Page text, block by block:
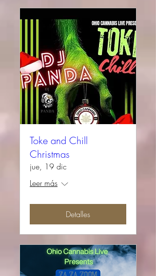
Toke and Chill
Christmas
jue, 19 dic
Leer más
Detalles